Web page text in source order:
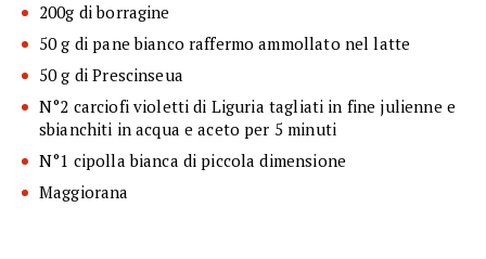
200g di borragine
50 g di pane bianco raffermo ammollato nel latte
50 g di Prescinseua
N°2 carciofi violetti di Liguria tagliati in fine julienne e
sbianchiti in acqua e aceto per 5 minuti
N°1 cipolla bianca di piccola dimensione
Maggiorana